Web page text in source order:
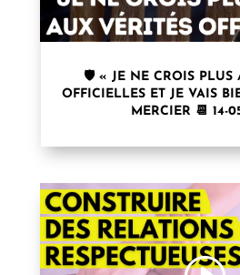
🛡️ « JE NE CROIS PLUS
OFFICIELLES ET JE VAIS
MERCIER 📆 14-